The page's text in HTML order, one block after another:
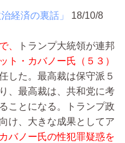
経済の裏話」
18/10/8
、
トランプ大統領が連邦
ト・カバノー氏（５３）
した。最高裁は保守派５
、最高裁は、共和党に考
ことになる。トランプ政
け、大きな成果としてア
バノー氏の性犯罪疑惑を